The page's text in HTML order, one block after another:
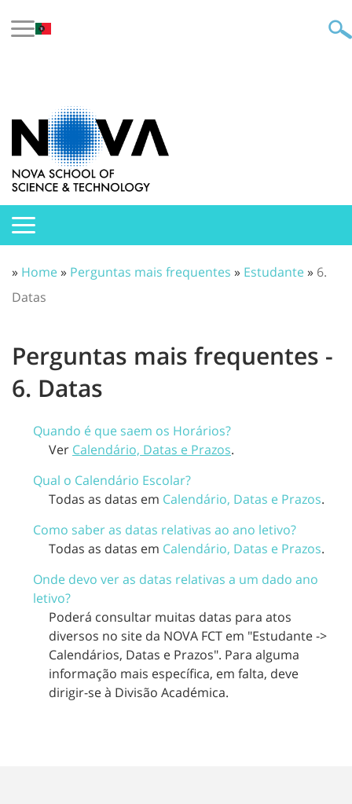
» Home» Perguntas mais frequentes » Estudante» 6.
Datas
Perguntas mais frequentes -
6. Datas
Quando é que saem os Horários?
Ver Calendário, Datas e Prazos.
Qual o Calendário Escolar?
Todas as datas em Calendário, Datas e Prazos.
Como saber as datas relativas ao ano letivo?
Todas as datas em Calendário, Datas e Prazos.
Onde devo ver as datas relativas a um dado ano
letivo?
Poderá consultar muitas datas para atos
diversos no site da NOVA FCT em "Estudante ->
Calendários, Datas e Prazos". Para alguma
informação mais específica, em falta, deve
dirigir-se à Divisão Académica.